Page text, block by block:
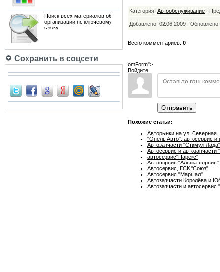
Поиск всех материалов об
организации по ключевому
слову
Сохранить в соцсети
Категория: Автообслуживание |
Добавлено: 02.06.2009 |
Всего комментариев: 0
omForm">
Войдите:
Отправить
Похожие статьи:
Авторынки на ул. Северная
"Опель Авто", автосервис и
Автозапчасти "Стимул Лада"
Автосервис и автозапчасти
автосервис"Парекс"
Автосервис "Альфа-сервис"
Автосервис, ГСК "Союз"
Автосервис "Маршал"
Автозапчасти Королёва и
Автозапчасти и